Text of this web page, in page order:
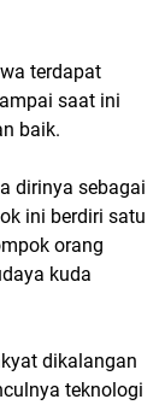
terdapat
saat ini
baik.
dirinya sebagai
ini berdiri satu
orang
kuda
dikalangan
teknologi